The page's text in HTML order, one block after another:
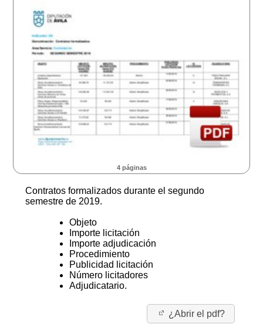
4 páginas
Contratos formalizados durante el segundo
semestre de 2019.
Objeto
Importe licitación
Importe adjudicación
Procedimiento
Publicidad licitación
Número licitadores
Adjudicatario.
¿Abrir el pdf?